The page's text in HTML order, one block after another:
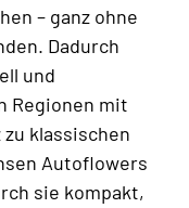
– ganz ohne
Dadurch
und
Regionen mit
klassischen
Autoflowers
sie kompakt,